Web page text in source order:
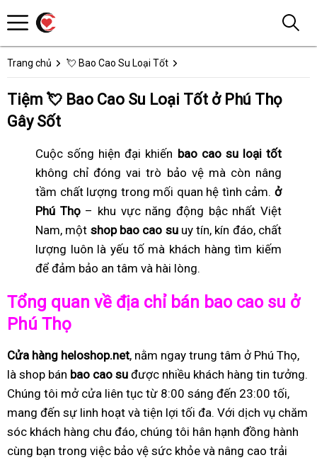
Trang chủ 💘 Bao Cao Su Loại Tốt
Tiệm 💘 Bao Cao Su Loại Tốt ở Phú Thọ
Gây Sốt
Cuộc sống hiện đại khiến bao cao su loại tốt
không chỉ đóng vai trò bảo vệ mà còn nâng
tầm chất lượng trong mối quan hệ tình cảm. ở
Phú Thọ– khu vực năng động bậc nhất Việt
Nam, một shop bao cao suuy tín, kín đáo, chất
lượng luôn là yếu tố mà khách hàng tìm kiếm
để đảm bảo an tâm và hài lòng.
Tổng quan về địa chỉ bán bao cao su ở
Phú Thọ
Cửa hàng heloshop.net, nằm ngay trung tâm ở Phú Thọ,
là shop bán bao cao su được nhiều khách hàng tin tưởng.
Chúng tôi mở cửa liên tục từ 8:00 sáng đến 23:00 tối,
mang đến sự linh hoạt và tiện lợi tối đa. Với dịch vụ chăm
sóc khách hàng chu đáo, chúng tôi hân hạnh đồng hành
cùng bạn trong việc bảo vệ sức khỏe và nâng cao trải